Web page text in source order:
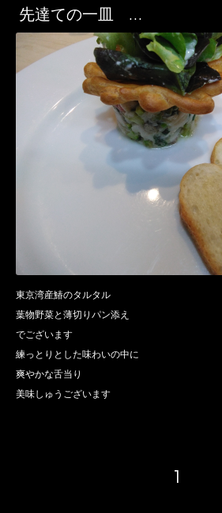
先達ての一皿 …
東京湾産鰆のタルタル
葉物野菜と薄切りパン添え
でございます
練っとりとした味わいの中に
爽やかな舌当り
美味しゅうございます
1